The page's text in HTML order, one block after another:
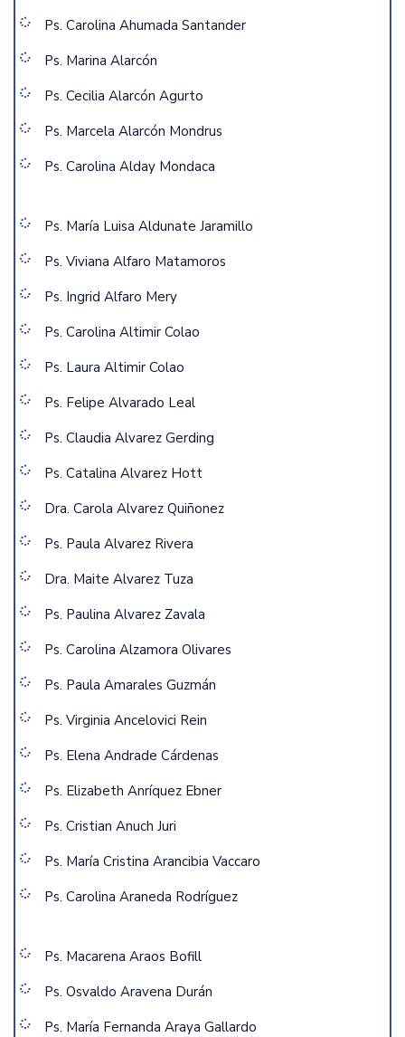
Ps. Carolina Ahumada Santander
Ps. Marina Alarcón
Ps. Cecilia Alarcón Agurto
Ps. Marcela Alarcón Mondrus
Ps. Carolina Alday Mondaca
Ps. María Luisa Aldunate Jaramillo
Ps. Viviana Alfaro Matamoros
Ps. Ingrid Alfaro Mery
Ps. Carolina Altimir Colao
Ps. Laura Altimir Colao
Ps. Felipe Alvarado Leal
Ps. Claudia Alvarez Gerding
Ps. Catalina Alvarez Hott
Dra. Carola Alvarez Quiñonez
Ps. Paula Alvarez Rivera
Dra. Maite Alvarez Tuza
Ps. Paulina Alvarez Zavala
Ps. Carolina Alzamora Olivares
Ps. Paula Amarales Guzmán
Ps. Virginia Ancelovici Rein
Ps. Elena Andrade Cárdenas
Ps. Elizabeth Anríquez Ebner
Ps. Cristian Anuch Juri
Ps. María Cristina Arancibia Vaccaro
Ps. Carolina Araneda Rodríguez
Ps. Macarena Araos Bofill
Ps. Osvaldo Aravena Durán
Ps. María Fernanda Araya Gallardo